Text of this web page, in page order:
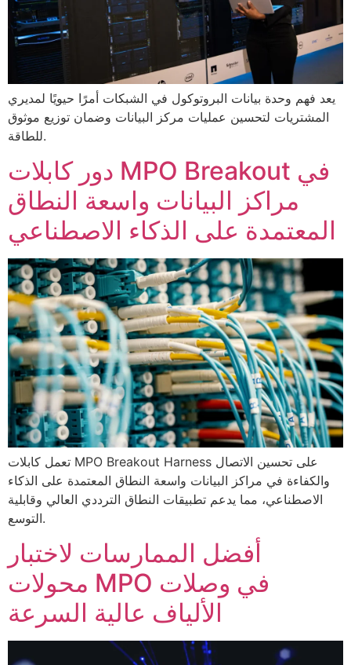
يعد فهم وحدة بيانات البروتوكول في الشبكات أمرًا حيويًا لمديري
المشتريات لتحسين عمليات مركز البيانات وضمان توزيع موثوق
للطاقة.
دور كابلات MPO Breakout في
مراكز البيانات واسعة النطاق
تعمل كابلات MPO Breakout Harness على تحسين الاتصال
والكفاءة في مراكز البيانات واسعة النطاق المعتمدة على الذكاء
الاصطناعي، مما يدعم تطبيقات النطاق الترددي العالي وقابلية
التوسع.
أفضل الممارسات لاختبار
محولات MPO في وصلات